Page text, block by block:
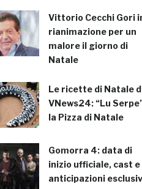
Vittorio Cecchi Gori
rianimazione per un
malore il giorno di
Natale
Le ricette di Natale
VNews24: “Lu
la Pizza di Natale
Gomorra 4: data di
inizio ufficiale, cast e
anticipazioni